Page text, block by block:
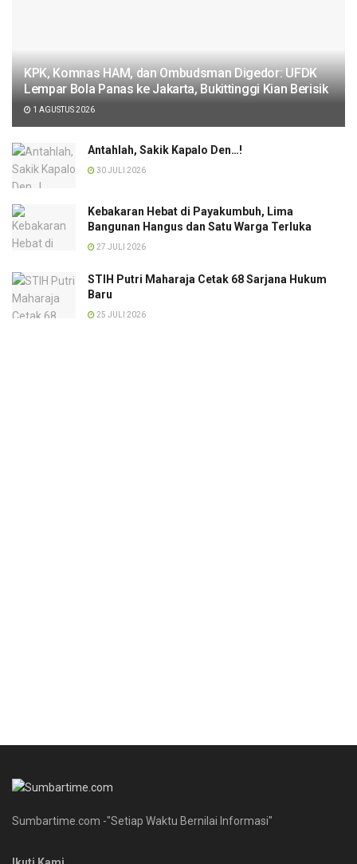
KPK, Komnas HAM, dan Ombudsman Digedor: UFDK
Lempar Bola Panas ke Jakarta, Bukittinggi Kian Berisik
1 AGUSTUS 2026
Antahlah, Sakik Kapalo Den…!
30 JULI 2026
Kebakaran Hebat di Payakumbuh, Lima
Bangunan Hangus dan Satu Warga Terluka
27 JULI 2026
STIH Putri Maharaja Cetak 68 Sarjana Hukum
Baru
25 JULI 2026
Sumbartime.com -"Setiap Waktu Bernilai Informasi"